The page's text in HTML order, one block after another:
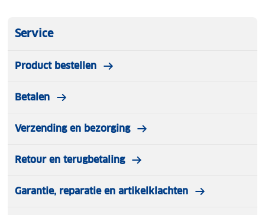
Service
Product bestellen
Betalen
Verzending en bezorging
Retour en terugbetaling
Garantie, reparatie en artikelklachten